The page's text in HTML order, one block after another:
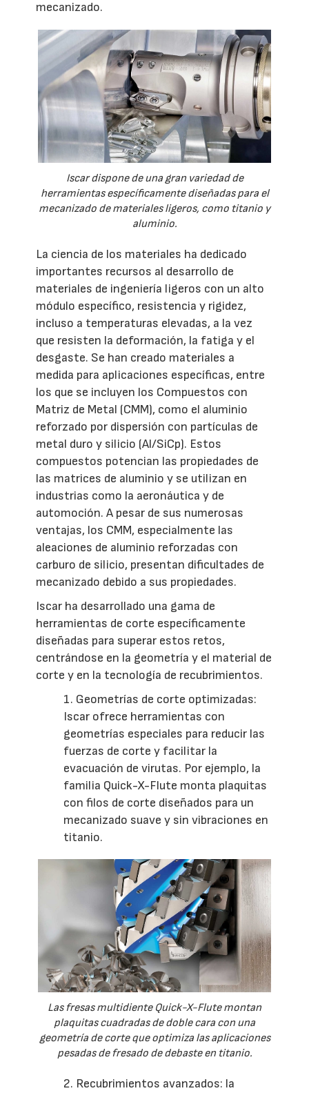
mecanizado.
Iscar dispone de una gran variedad de
herramientas específicamente diseñadas para el
mecanizado de materiales ligeros, como titanio y
aluminio.
La ciencia de los materiales ha dedicado
importantes recursos al desarrollo de
materiales de ingeniería ligeros con un alto
módulo específico, resistencia y rigidez,
incluso a temperaturas elevadas, a la vez
que resisten la deformación, la fatiga y el
desgaste. Se han creado materiales a
medida para aplicaciones específicas, entre
los que se incluyen los Compuestos con
Matriz de Metal (CMM), como el aluminio
reforzado por dispersión con partículas de
metal duro y silicio (Al/SiCp). Estos
compuestos potencian las propiedades de
las matrices de aluminio y se utilizan en
industrias como la aeronáutica y de
automoción. A pesar de sus numerosas
ventajas, los CMM, especialmente las
aleaciones de aluminio reforzadas con
carburo de silicio, presentan dificultades de
mecanizado debido a sus propiedades.
Iscar ha desarrollado una gama de
herramientas de corte específicamente
diseñadas para superar estos retos,
centrándose en la geometría y el material de
corte y en la tecnología de recubrimientos.
1. Geometrías de corte optimizadas:
Iscar ofrece herramientas con
geometrías especiales para reducir las
fuerzas de corte y facilitar la
evacuación de virutas. Por ejemplo, la
familia Quick-X-Flute monta plaquitas
con filos de corte diseñados para un
mecanizado suave y sin vibraciones en
titanio.
Las fresas multidiente Quick-X-Flute montan
plaquitas cuadradas de doble cara con una
geometría de corte que optimiza las aplicaciones
pesadas de fresado de debaste en titanio.
2. Recubrimientos avanzados: la